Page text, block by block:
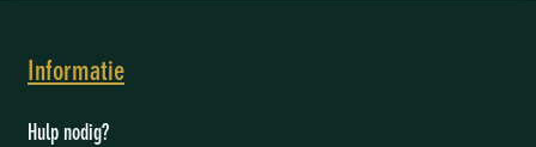
Informatie
Hulp nodig?